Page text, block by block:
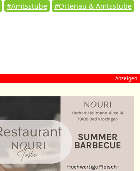
#Amtsstube #Ortenau & Amtsstube
Anzeigen